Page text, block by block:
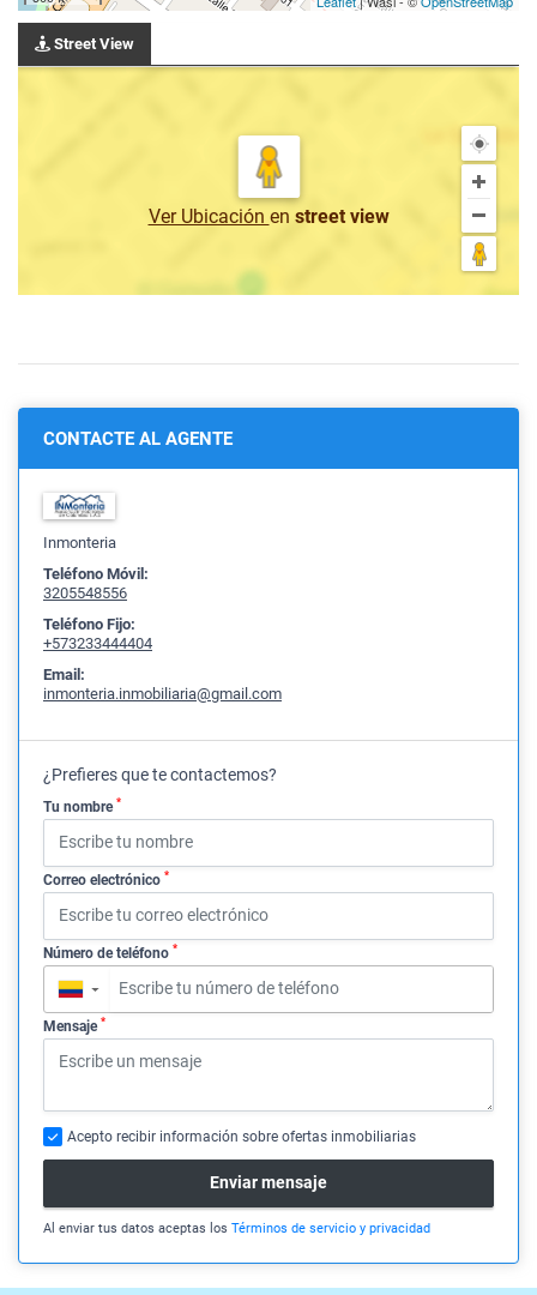
Street View
Ver Ubicación en street view
CONTACTE AL AGENTE
Inmonteria
Teléfono Móvil:
3205548556
Teléfono Fijo:
+573233444404
Email:
inmonteria.inmobiliaria@gmail.com
¿Prefieres que te contactemos?
Tu nombre *
Correo electrónico *
Número de teléfono *
▼
Mensaje *
Acepto recibir información sobre ofertas inmobiliarias
Enviar mensaje
Al enviar tus datos aceptas los Términos de servicio y privacidad